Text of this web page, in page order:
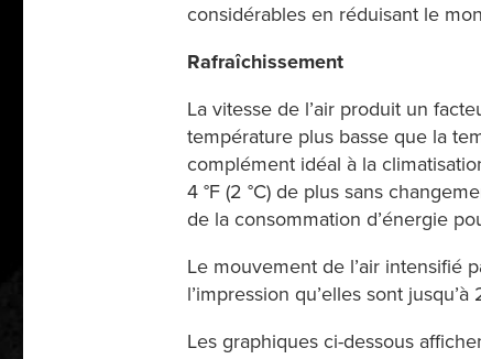
considérables en réduisant le
Rafraîchissement
La vitesse de l’air produit un
température plus basse que la
complément idéal à la
4 °F (2 °C) de plus sans
de la consommation d’énergie
Le mouvement de l’air intensifié
l’impression qu’elles sont jusqu’à
Les graphiques ci-dessous